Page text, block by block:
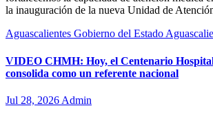
la inauguración de la nueva Unidad de
Aguascalientes Gobierno del Estado
VIDEO CHMH: Hoy, el Centenario
consolida como un referente nacional
Jul 28, 2026 Admin